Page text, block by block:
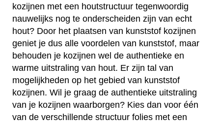
kozijnen met een houtstructuur tegenwoordig
nauwelijks nog te onderscheiden zijn van echt
hout? Door het plaatsen van kunststof kozijnen
geniet je dus alle voordelen van kunststof, maar
behouden je kozijnen wel de authentieke en
warme uitstraling van hout. Er zijn tal van
mogelijkheden op het gebied van kunststof
kozijnen. Wil je graag de authentieke uitstraling
van je kozijnen waarborgen? Kies dan voor één
van de verschillende structuur folies met een